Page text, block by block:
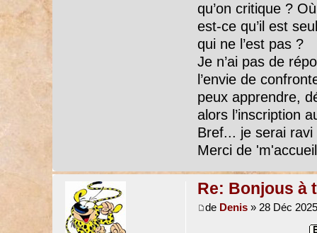
qu’on critique ?
est-ce qu’il est
qui ne l’est pas ?
Je n’ai pas de
l’envie de
peux apprendre,
alors l’inscription
Bref... je serai
Merci de
Re: Bonjous à
de Denis» 28 Déc